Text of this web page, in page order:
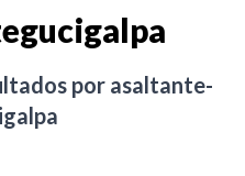
por asaltante-